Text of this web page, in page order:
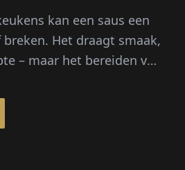
kan een saus een
Het draagt smaak,
– maar het bereiden van